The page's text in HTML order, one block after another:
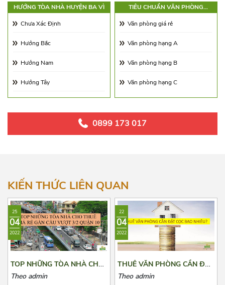
Từ 21.0 - 25.0$/m2
Từ 25.0 - 30.0$/m2
Từ 30.0 - 65.0$/m2
Từ 65.00 - 100.00$/m2
Diện tích 180 - 250m2
Diện tích 250 - 350m2
Diện tích 350 - 500m2
Trên 500m2
HƯỚNG TÒA NHÀ HUYỆN BA VÌ
Chưa Xác Định
Hướng Bắc
Hướng Nam
Hướng Tây
Hướng Đông Bắc
TIÊU CHUẨN VĂN PHÒNG
Văn phòng giá rẻ
Văn phòng hạng A
Văn phòng hạng B
Văn phòng hạng C
0899 173 017
KIẾN THỨC LIÊN QUAN
25
04
2022
TOP NHỮNG TÒA NHÀ CHO
THUÊ GIÁ RẺ GẦN CẦU
Theo admin
22
04
2022
THUÊ VĂN PHÒNG CẦN ĐẶT
CỌC BAO NHIÊU?
Theo admin